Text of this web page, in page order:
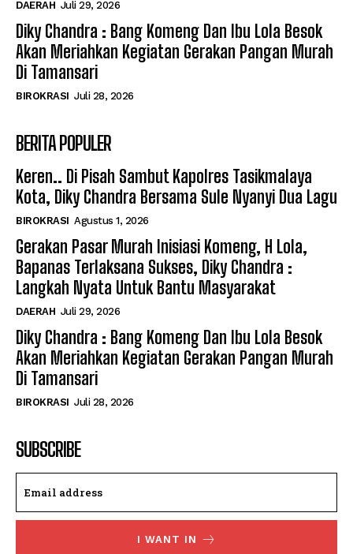
DAERAH Juli 29, 2026
Diky Chandra : Bang Komeng Dan Ibu Lola Besok
Akan Meriahkan Kegiatan Gerakan Pangan Murah
Di Tamansari
BIROKRASI Juli 28, 2026
BERITA POPULER
Keren.. Di Pisah Sambut Kapolres Tasikmalaya
Kota, Diky Chandra Bersama Sule Nyanyi Dua Lagu
BIROKRASI Agustus 1, 2026
Gerakan Pasar Murah Inisiasi Komeng, H Lola,
Bapanas Terlaksana Sukses, Diky Chandra :
Langkah Nyata Untuk Bantu Masyarakat
DAERAH Juli 29, 2026
Diky Chandra : Bang Komeng Dan Ibu Lola Besok
Akan Meriahkan Kegiatan Gerakan Pangan Murah
Di Tamansari
BIROKRASI Juli 28, 2026
SUBSCRIBE
I WANT IN